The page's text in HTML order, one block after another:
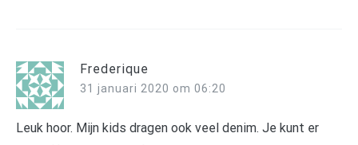
Frederique
31 januari 2020 om 06:20
Leuk hoor. Mijn kids dragen ook veel denim. Je kunt er